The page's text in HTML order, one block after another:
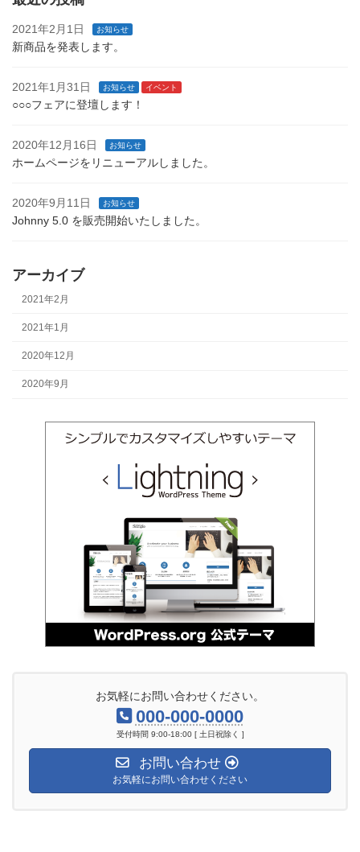
2021年2月1日 お知らせ
新商品を発表します。
2021年1月31日 お知らせ イベント
○○○フェアに登壇します！
2020年12月16日 お知らせ
ホームページをリニューアルしました。
2020年9月11日 お知らせ
Johnny 5.0 を販売開始いたしました。
アーカイブ
2021年2月
2021年1月
2020年12月
2020年9月
お気軽にお問い合わせください。
000-000-0000
受付時間 9:00-18:00 [ 土日祝除く ]
お問い合わせ
お気軽にお問い合わせください